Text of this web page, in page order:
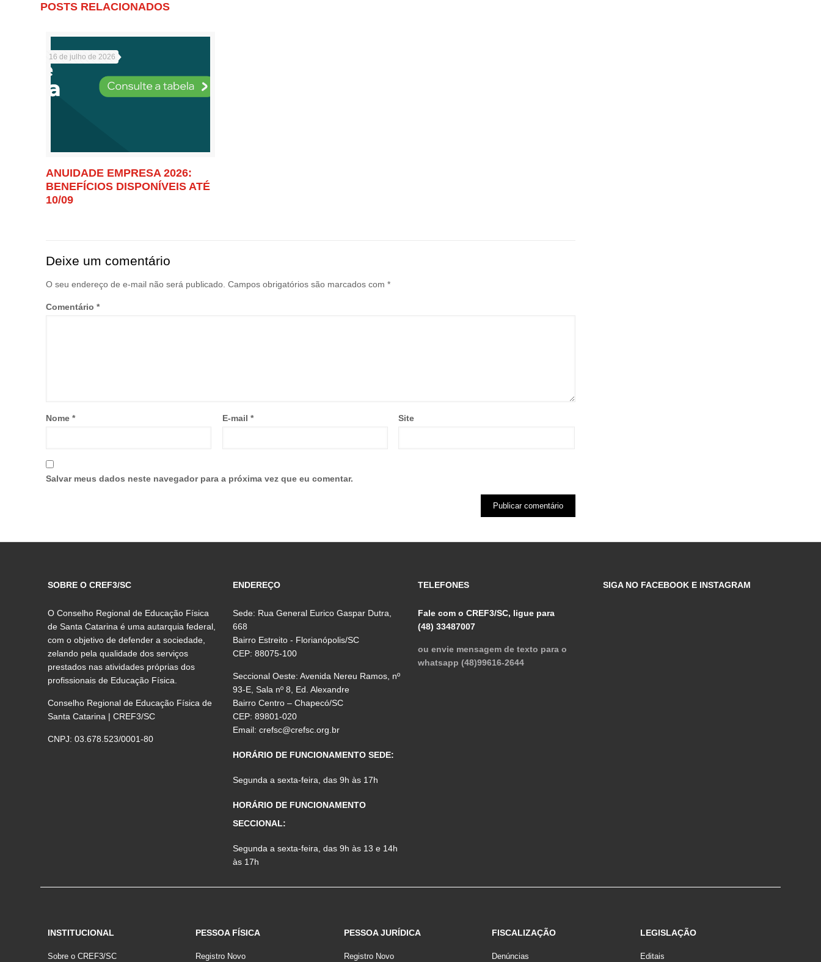
POSTS RELACIONADOS
16 de julho de 2026
ANUIDADE EMPRESA 2026:
BENEFÍCIOS DISPONÍVEIS ATÉ
10/09
Deixe um comentário
O seu endereço de e-mail não será publicado. Campos obrigatórios são marcados com *
Comentário *
Nome * E-mail * Site
Salvar meus dados neste navegador para a próxima vez que eu comentar.
SOBRE O CREF3/SC
O Conselho Regional de Educação Física
de Santa Catarina é uma autarquia federal,
com o objetivo de defender a sociedade,
zelando pela qualidade dos serviços
prestados nas atividades próprias dos
profissionais de Educação Física.
Conselho Regional de Educação Física de
Santa Catarina | CREF3/SC
CNPJ: 03.678.523/0001-80
ENDEREÇO
Sede: Rua General Eurico Gaspar Dutra,
668
Bairro Estreito - Florianópolis/SC
CEP: 88075-100
Seccional Oeste: Avenida Nereu Ramos, nº
93-E, Sala nº 8, Ed. Alexandre
Bairro Centro – Chapecó/SC
CEP: 89801-020
Email:crefsc@crefsc.org.br
HORÁRIO DE FUNCIONAMENTO SEDE:
Segunda a sexta-feira, das 9h às 17h
HORÁRIO DE FUNCIONAMENTO
SECCIONAL:
Segunda a sexta-feira, das 9h às 13 e 14h
às 17h
TELEFONES
Fale com o CREF3/SC, ligue para
(48) 33487007
ou envie mensagem de texto para o
whatsapp (48)99616-2644
SIGA NO FACEBOOK E INSTAGRAM
INSTITUCIONAL
Sobre o CREF3/SC
PESSOA FÍSICA
Registro Novo
PESSOA JURÍDICA
Registro Novo
FISCALIZAÇÃO
Denúncias
LEGISLAÇÃO
Editais